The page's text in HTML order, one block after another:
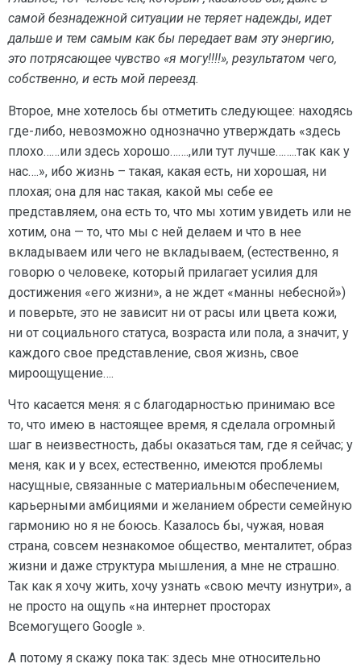
самой безнадежной ситуации не теряет надежды, идет
дальше и тем самым как бы передает вам эту энергию,
это потрясающее чувство «я могу!!!!», результатом чего,
собственно, и есть мой переезд.
Второе, мне хотелось бы отметить следующее: находясь
где-либо, невозможно однозначно утверждать «здесь
плохо……или здесь хорошо…….,или тут лучше……..так как у
нас….», ибо жизнь – такая, какая есть, ни хорошая, ни
плохая; она для нас такая, какой мы себе ее
представляем, она есть то, что мы хотим увидеть или не
хотим, она — то, что мы с ней делаем и что в нее
вкладываем или чего не вкладываем, (естественно, я
говорю о человеке, который прилагает усилия для
достижения «его жизни», а не ждет «манны небесной»)
и поверьте, это не зависит ни от расы или цвета кожи,
ни от социального статуса, возраста или пола, а значит, у
каждого свое представление, своя жизнь, свое
мироощущение….
Что касается меня: я с благодарностью принимаю все
то, что имею в настоящее время, я сделала огромный
шаг в неизвестность, дабы оказаться там, где я сейчас; у
меня, как и у всех, естественно, имеются проблемы
насущные, связанные с материальным обеспечением,
карьерными амбициями и желанием обрести семейную
гармонию но я не боюсь. Казалось бы, чужая, новая
страна, совсем незнакомое общество, менталитет, образ
жизни и даже структура мышления, а мне не страшно.
Так как я хочу жить, хочу узнать «свою мечту изнутри», а
не просто на ощупь «на интернет просторах
Всемогущего Google ».
А потому я скажу пока так: здесь мне относительно